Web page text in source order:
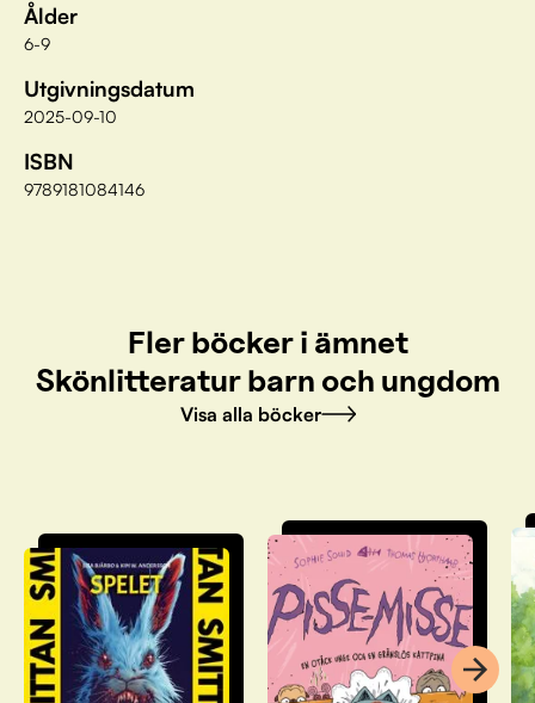
Ålder
6-9
Utgivningsdatum
2025-09-10
ISBN
9789181084146
Fler böcker i ämnet
Skönlitteratur barn och ungdom
Visa alla böcker